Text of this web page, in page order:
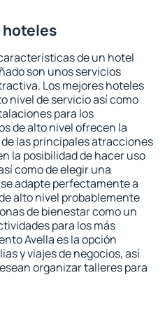
hoteles
de un hotel
son unos servicios
Los mejores hoteles
nivel de servicio así como
para los
de alto nivel ofrecen la
las principales atracciones
la posibilidad de hacer uso
como de elegir una
adapte perfectamente a
alto nivel probablemente
de bienestar como un
para los más
Avella es la opción
y viajes de negocios, así
organizar talleres para